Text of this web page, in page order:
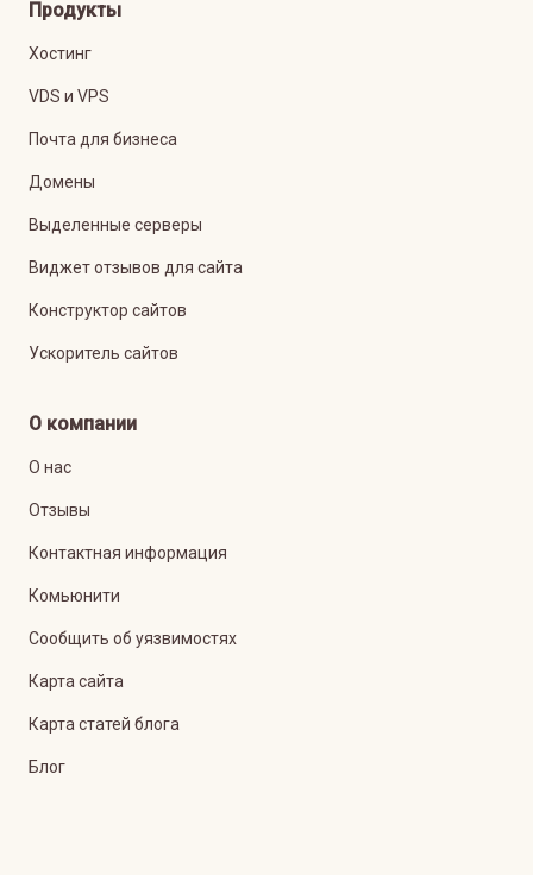
Продукты
Хостинг
VDS и VPS
Почта для бизнеса
Домены
Выделенные серверы
Виджет отзывов для сайта
Конструктор сайтов
Ускоритель сайтов
О компании
О нас
Отзывы
Контактная информация
Комьюнити
Сообщить об уязвимостях
Карта сайта
Карта статей блога
Блог